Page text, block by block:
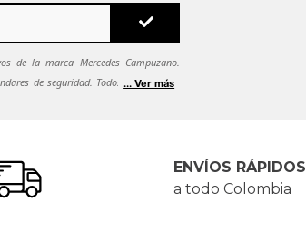
de la marca Mercedes Campuzano.
de seguridad. Todos tus datos se
... Ver más
ENVÍOS RÁPIDOS
a todo Colombia